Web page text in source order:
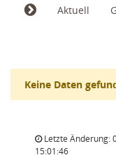
Aktuell
Keine Daten
Letzte Änderung:
15:01:46